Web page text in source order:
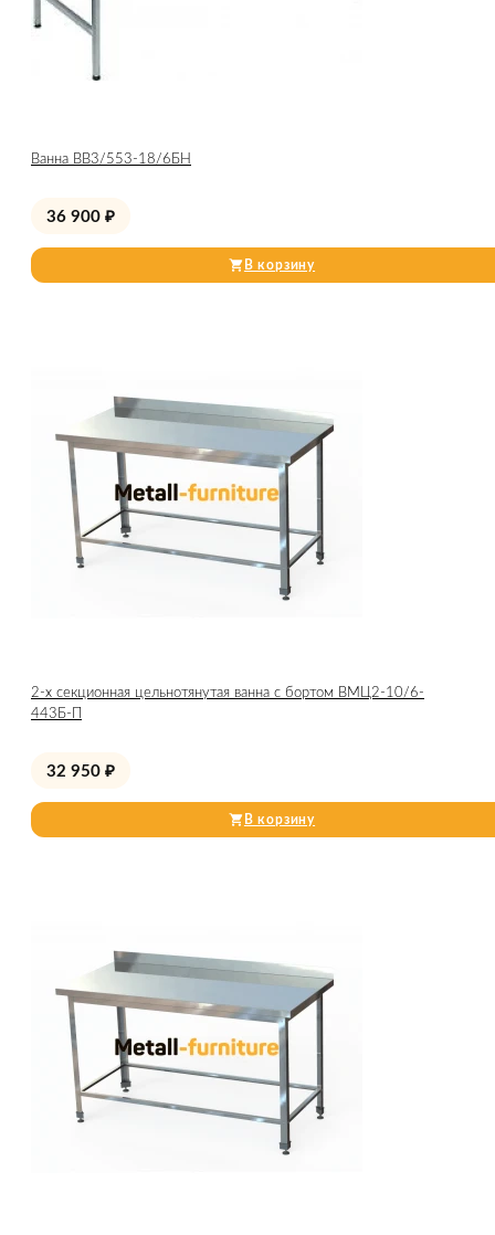
Ванна ВВ3/553-18/6БН
36 900 ₽
В корзину
2-х секционная цельнотянутая ванна с бортом ВМЦ2-10/6-
443Б-П
32 950 ₽
В корзину